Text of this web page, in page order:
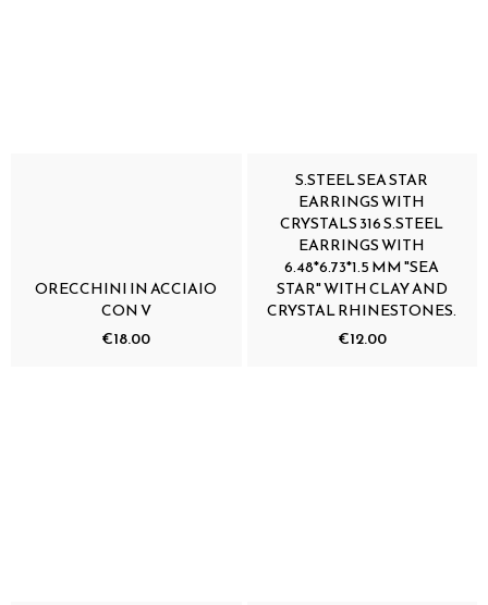
ORECCHINI IN ACCIAIO
CON V
€18.00
S.STEEL SEA STAR
EARRINGS WITH
CRYSTALS 316 S.STEEL
EARRINGS WITH
6.48*6.73*1.5 MM "SEA
STAR" WITH CLAY AND
CRYSTAL RHINESTONES.
€12.00